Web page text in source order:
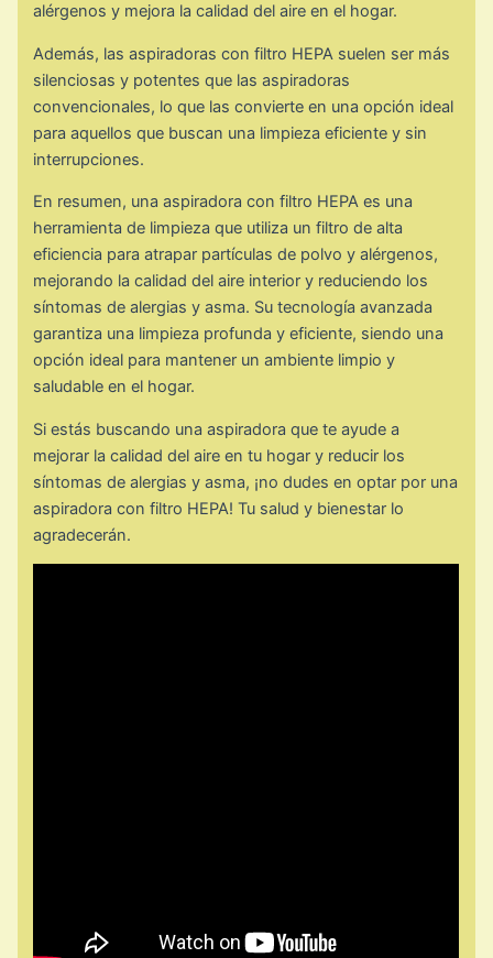
alérgenos y mejora la calidad del aire en el hogar.
Además, las aspiradoras con filtro HEPA suelen ser más
silenciosas y potentes que las aspiradoras
convencionales, lo que las convierte en una opción ideal
para aquellos que buscan una limpieza eficiente y sin
interrupciones.
En resumen, una aspiradora con filtro HEPA es una
herramienta de limpieza que utiliza un filtro de alta
eficiencia para atrapar partículas de polvo y alérgenos,
mejorando la calidad del aire interior y reduciendo los
síntomas de alergias y asma. Su tecnología avanzada
garantiza una limpieza profunda y eficiente, siendo una
opción ideal para mantener un ambiente limpio y
saludable en el hogar.
Si estás buscando una aspiradora que te ayude a
mejorar la calidad del aire en tu hogar y reducir los
síntomas de alergias y asma, ¡no dudes en optar por una
aspiradora con filtro HEPA! Tu salud y bienestar lo
agradecerán.